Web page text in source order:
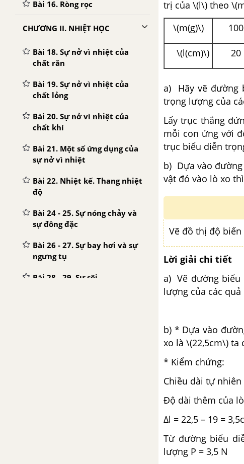
Bài 16. Ròng rọc
CHƯƠNG II. NHIỆT HỌC
Bài 18. Sự nở vì nhiệt của
chất rắn
Bài 19. Sự nở vì nhiệt của
chất lỏng
Bài 20. Sự nở vì nhiệt của
chất khí
Bài 21. Một số ứng dụng của
sự nở vì nhiệt
Bài 22. Nhiệt kế. Thang nhiệt
độ
Bài 24 - 25. Sự nóng chảy và
sự đông đặc
Bài 26 - 27. Sự bay hơi và sự
ngưng tụ
Bài 28 - 29. Sự sôi
trị của \(l\) theo
\(m(g)\)
100
\(l(cm)\) 20
a) Hãy vẽ đường
trọng lượng của
Lấy trục thẳng
mỗi con ứng với
trục biểu diễn
b) Dựa vào
vật đó vào lò xo
Vẽ đồ thị độ
Lời giải chi tiết
a) Vẽ đường biểu
lượng của các
b) * Dựa vào
xo là \(22,5cm\) ta
* Kiểm chứng:
Chiều dài tự nhiên
Độ dài thêm của
Δl = 22,5 – 19 =
Từ đường biểu
lượng P = 3,5 N